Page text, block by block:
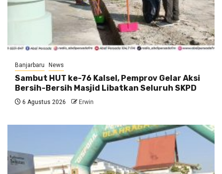
Banjarbaru News
Sambut HUT ke-76 Kalsel, Pemprov Gelar Aksi
Bersih-Bersih Masjid Libatkan Seluruh SKPD
6 Agustus 2026 Erwin